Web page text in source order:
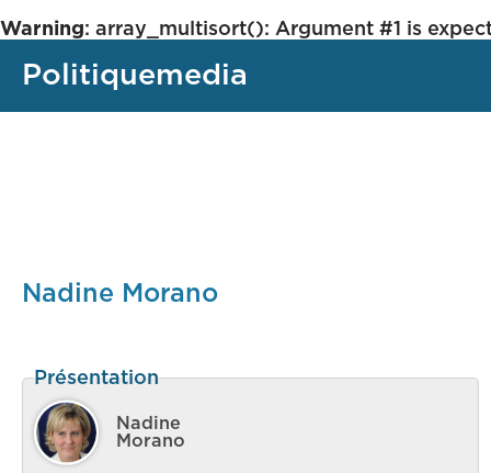
Warning: array_multisort(): Argument #1 is
Politiquemedia
Nadine Morano
Présentation
Nadine
Morano